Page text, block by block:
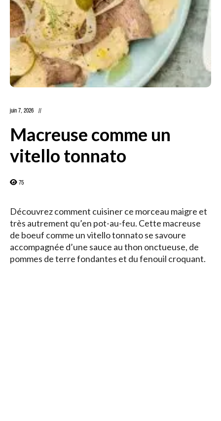
juin 7, 2026
Macreuse comme un
vitello tonnato
75
Découvrez comment cuisiner ce morceau maigre et
très autrement qu’en pot-au-feu. Cette macreuse
de boeuf comme un vitello tonnato se savoure
accompagnée d’une sauce au thon onctueuse, de
pommes de terre fondantes et du fenouil croquant.